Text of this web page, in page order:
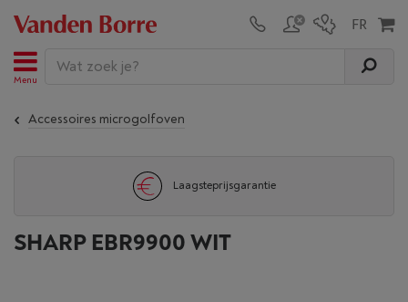
Menu
Accessoires microgolfoven
Laagsteprijsgarantie
SHARP EBR9900 WIT